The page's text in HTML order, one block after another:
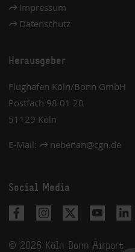
Impressum
Datenschutz
Herausgeber
Flughafen Köln/Bonn GmbH
Postfach 98 01 20
51129 Köln
E-Mail: nebenan@cgn.de
Social Media
© 2026 Köln Bonn Airport